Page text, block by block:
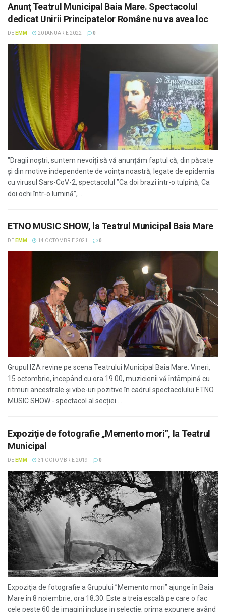
Anunţ Teatrul Municipal Baia Mare. Spectacolul
dedicat Unirii Principatelor Române nu va avea loc
DE EMM 20 IANUARIE 2022 0
"Dragii noștri, suntem nevoiți să vă anunțăm faptul că, din păcate
și din motive independente de voința noastră, legate de epidemia
cu virusul Sars-CoV-2, spectacolul ”Ca doi brazi într-o tulpină, Ca
doi ochi într-o lumină”, ...
ETNO MUSIC SHOW, la Teatrul Municipal Baia Mare
DE EMM 14 OCTOMBRIE 2021 0
Grupul IZA revine pe scena Teatrului Municipal Baia Mare. Vineri,
15 octombrie, începând cu ora 19.00, muzicienii vă întâmpină cu
ritmuri ancestrale și vibe-uri pozitive în cadrul spectacolului ETNO
MUSIC SHOW - spectacol al secției ...
Expoziţie de fotografie „Memento mori”, la Teatrul
Municipal
DE EMM 31 OCTOMBRIE 2019 0
Expoziția de fotografie a Grupului ”Memento mori” ajunge în Baia
Mare în 8 noiembrie, ora 18.30. Este a treia escală pe care o fac
cele peste 60 de imagini incluse in selecție, prima expunere având